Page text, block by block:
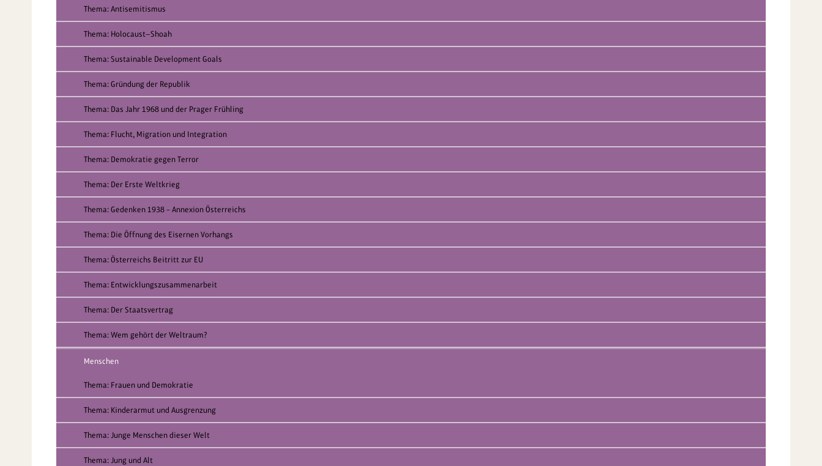
Thema: Antisemitismus
Thema: Holocaust—Shoah
Thema: Sustainable Development Goals
Thema: Gründung der Republik
Thema: Das Jahr 1968 und der Prager Frühling
Thema: Flucht, Migration und Integration
Thema: Demokratie gegen Terror
Thema: Der Erste Weltkrieg
Thema: Gedenken 1938 – Annexion Österreichs
Thema: Die Öffnung des Eisernen Vorhangs
Thema: Österreichs Beitritt zur EU
Thema: Entwicklungszusammenarbeit
Thema: Der Staatsvertrag
Thema: Wem gehört der Weltraum?
Menschen
Thema: Frauen und Demokratie
Thema: Kinderarmut und Ausgrenzung
Thema: Junge Menschen dieser Welt
Thema: Jung und Alt